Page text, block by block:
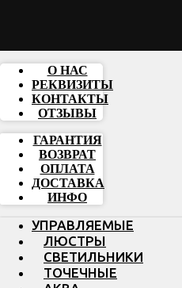
О НАС
РЕКВИЗИТЫ
КОНТАКТЫ
ОТЗЫВЫ
ГАРАНТИЯ
ВОЗВРАТ
ОПЛАТА
ДОСТАВКА
ИНФО
УПРАВЛЯЕМЫЕ
ЛЮСТРЫ
СВЕТИЛЬНИКИ
ТОЧЕЧНЫЕ